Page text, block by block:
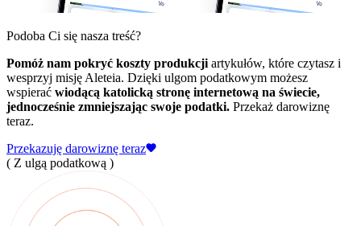
Podoba Ci się nasza treść?
Pomóż nam pokryć koszty produkcji artykułów, które czytasz i
wesprzyj misję Aleteia. Dzięki ulgom podatkowym możesz
wspierać wiodącą katolicką stronę internetową na świecie,
jednocześnie zmniejszając swoje podatki. Przekaż darowiznę
teraz.
Przekazuję darowiznę teraz
( Z ulgą podatkową )